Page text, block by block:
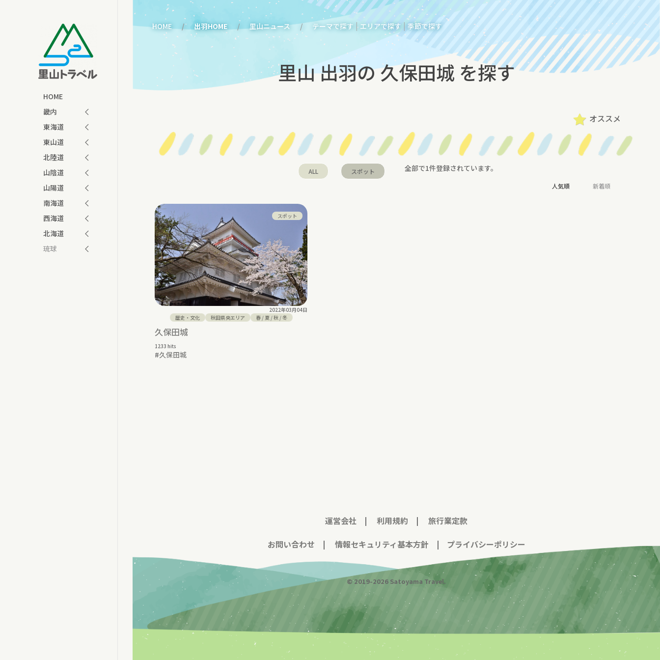
HOME
畿内
東海道
東山道
北陸道
山陰道
山陽道
南海道
西海道
北海道
琉球
HOME 出羽HOME 里山ニュース テーマで探す | エリアで探す |季節で探す
里山 出羽の 久保田城 を探す
オススメ
ALL スポット 全部で1件登録されています。
人気順 新着順
スポット
2022年03月04日
歴史・文化
秋田県央エリア 春/ 夏/秋/冬
久保田城
1233 hits
#久保田城
運営会社 | 利用規約 | 旅行業定款
お問い合わせ | 情報セキュリティ基本方針 | プライバシーポリシー
© 2019-2026 Satoyama Travel.